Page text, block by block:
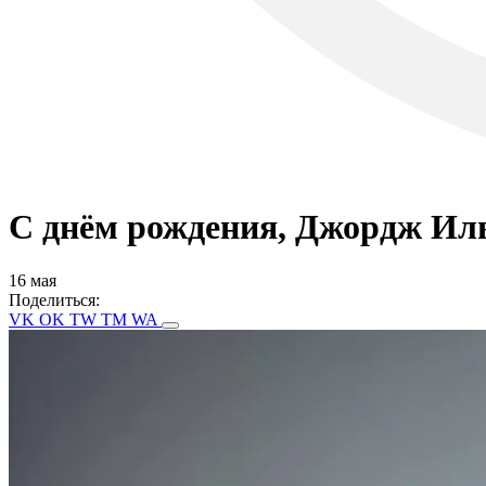
С днём рождения, Джордж
16 мая
Поделиться:
VK OK TW TM WA